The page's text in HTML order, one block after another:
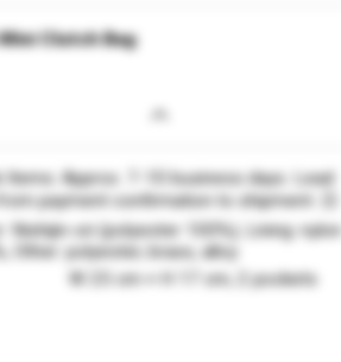
Clutch Bag
Items: Approx. 7-10 business days. Lead
payment confirmation to shipment. 日
Nishijin-ori (polyester 100%), Lining: nylon
Other: polyester, brass, alloy
W 25 cm × H 17 cm, 2 pockets